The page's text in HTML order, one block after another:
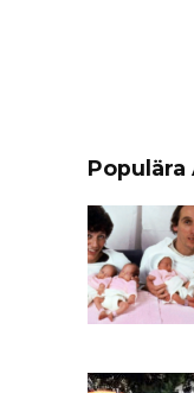
Populära